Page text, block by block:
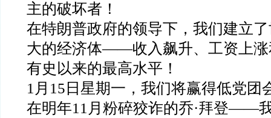
主的破坏者！
在特朗普政府的领导下，我们建立
大的经济体——收入飙升、工资上涨
有史以来的最高水平！
1月15日星期一，我们将赢得低党团
在明年11月粉碎狡诈的乔·拜登——